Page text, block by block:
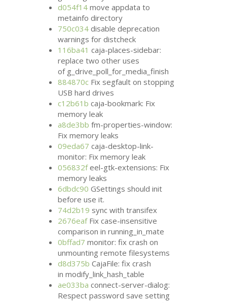
d054f14 move appdata to
metainfo directory
750c034 disable deprecation
warnings for distcheck
116ba41 caja-places-sidebar:
replace two other uses
of g_drive_poll_for_media_finish
884870c Fix segfault on stopping
USB hard drives
c12b61b caja-bookmark: Fix
memory leak
a8de3bb fm-properties-window:
Fix memory leaks
09eda67 caja-desktop-link-
monitor: Fix memory leak
056832feel-gtk-extensions: Fix
memory leaks
6dbdc90 GSettings should init
before use it.
74d2b19 sync with transifex
2676eafFix case-insensitive
comparison in running_in_mate
0bffad7 monitor: fix crash on
unmounting remote filesystems
d8d375b CajaFile: fix crash
in modify_link_hash_table
ae033ba connect-server-dialog:
Respect password save setting